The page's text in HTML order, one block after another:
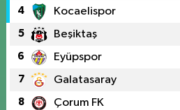
4 Kocaelispor
5 Beşiktaş
6 Eyüpspor
7 Galatasaray
8 Çorum FK